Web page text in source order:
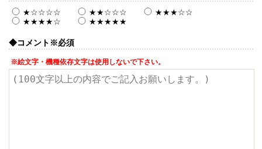
★☆☆☆☆
★★☆☆☆
★★★☆☆
★★★★☆
★★★★★
◆コメント ※必須
※絵文字・機種依存文字は使用しないで下さい。